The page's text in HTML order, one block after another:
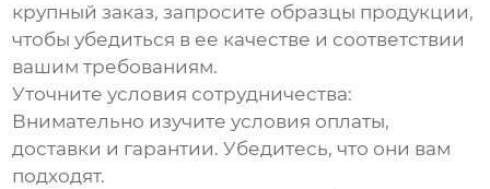
крупный заказ, запросите образцы продукции,
чтобы убедиться в ее качестве и соответствии
вашим требованиям.
Уточните условия сотрудничества:
Внимательно изучите условия оплаты,
доставки и гарантии. Убедитесь, что они вам
подходят.